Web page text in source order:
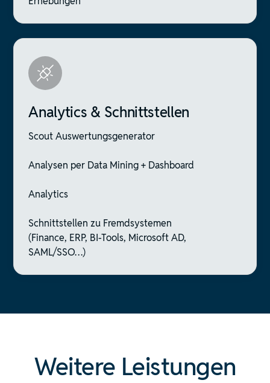
Analytics & Schnittstellen
Scout Auswertungsgenerator
Analysen per Data Mining + Dashboard
Analytics
Schnittstellen zu Fremdsystemen
(Finance, ERP, BI-Tools, Microsoft AD,
SAML/SSO…)
Weitere Leistungen